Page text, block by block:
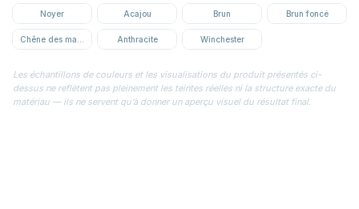
Noyer Acajou Brun Brun foncé
Chêne des marais Anthracite Winchester
Les échantillons de couleurs et les visualisations du produit présentés ci-
dessus ne reflètent pas pleinement les teintes réelles ni la structure exacte du
matériau — ils ne servent qu’à donner un aperçu visuel du résultat final.